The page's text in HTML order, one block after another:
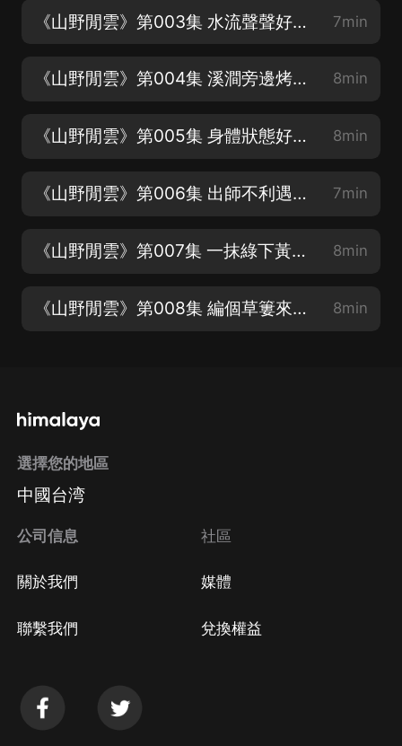
《山野閒雲》第003集 水流聲聲好美妙 7min
《山野閒雲》第004集 溪澗旁邊烤天牛 8min
《山野閒雲》第005集 身體狀態好奇怪 8min
《山野閒雲》第006集 出師不利遇野豬 7min
《山野閒雲》第007集 一抹綠下黃精挖 8min
《山野閒雲》第008集 編個草簍來抓魚 8min
選擇您的地區
中國台湾
公司信息
關於我們
聯繫我們
社區
媒體
兌換權益